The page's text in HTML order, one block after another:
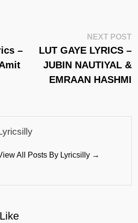
–
NEXT POST
LUT GAYE LYRICS –
JUBIN NAUTIYAL &
EMRAAN HASHMI
All Posts By Lyricsilly →